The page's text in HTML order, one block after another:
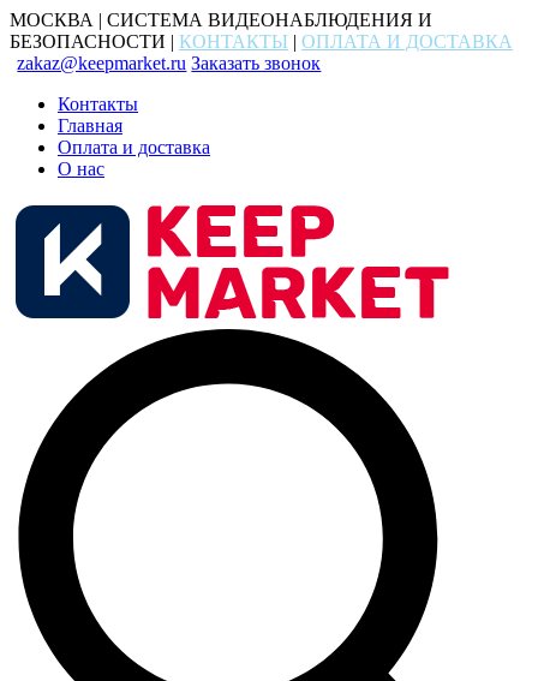
МОСКВА | СИСТЕМА ВИДЕОНАБЛЮДЕНИЯ И
БЕЗОПАСНОСТИ | КОНТАКТЫ | ОПЛАТА И ДОСТАВКА
zakaz@keepmarket.ru Заказать звонок
Контакты
Главная
Оплата и доставка
О нас